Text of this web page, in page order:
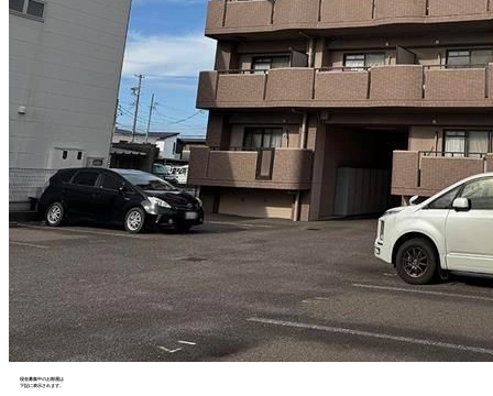
現在募集中のお部屋は
下記に表示されます。